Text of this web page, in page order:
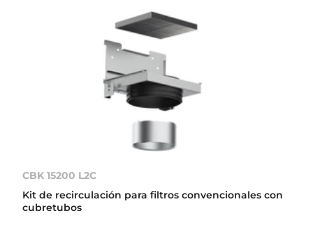
CBK 15200 L2C
Kit de recirculación para filtros convencionales con
cubretubos